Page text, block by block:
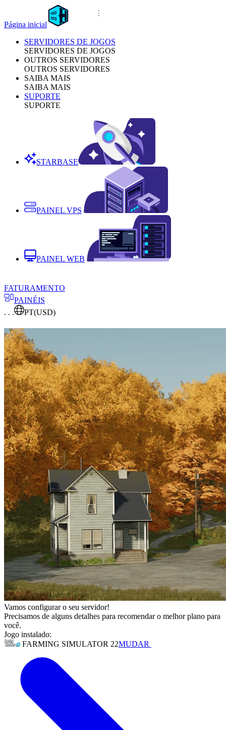
Página inicial
SERVIDORES DE JOGOS
SERVIDORES DE JOGOS
OUTROS SERVIDORES
OUTROS SERVIDORES
SAIBA MAIS
SAIBA MAIS
SUPORTE
SUPORTE
STARBASE
PAINEL VPS
PAINEL WEB
FATURAMENTO
PAINÉIS
. . .
PT(USD)
Vamos configurar o seu servidor!
Precisamos de alguns detalhes para recomendar o melhor plano para
você.
Jogo instalado:
FARMING SIMULATOR 22MUDAR